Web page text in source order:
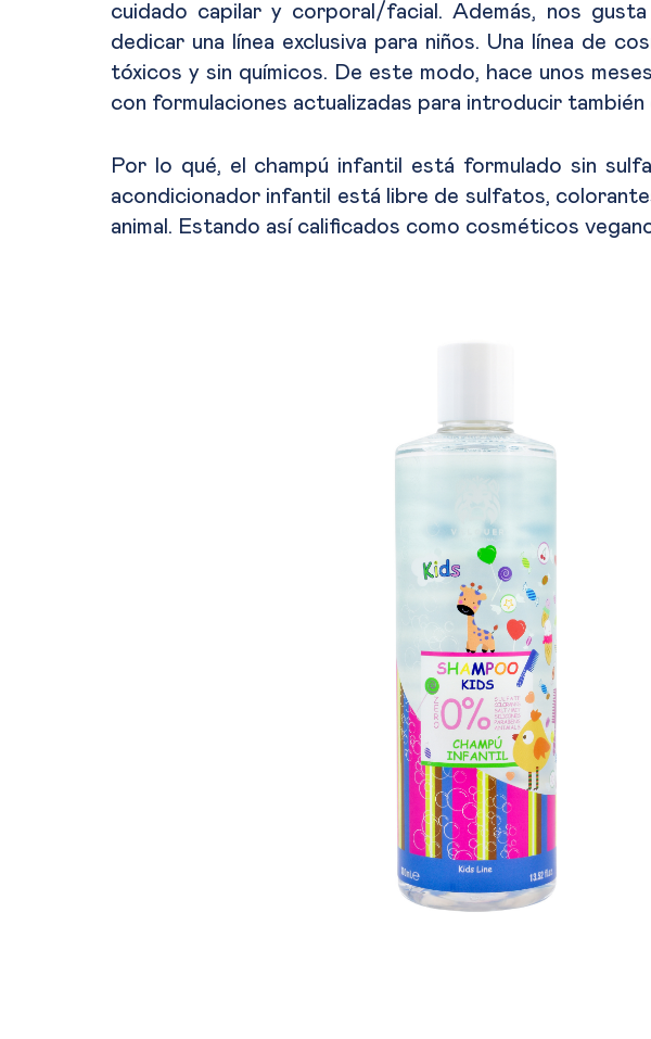
cuidado capilar y corporal/facial. Además, nos
dedicar una línea exclusiva para niños. Una línea de
tóxicos y sin químicos. De este modo, hace unos
con formulaciones actualizadas para introducir
Por lo qué, el champú infantil está formulado sin
acondicionador infantil está libre de sulfatos,
animal. Estando así calificados como cosméticos